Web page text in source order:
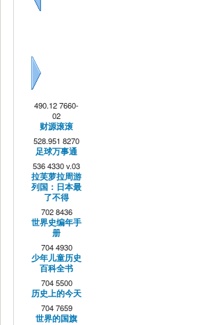
490.12 7660-
02
财源滚滚
528.951 8270
足球万事通
536 4330 v.03
拉芙萝拉周游
列国：日本最
了不得
702 8436
世界史编年手
册
704 4930
少年儿童历史
百科全书
704 5500
历史上的今天
704 7659
世界的国旗